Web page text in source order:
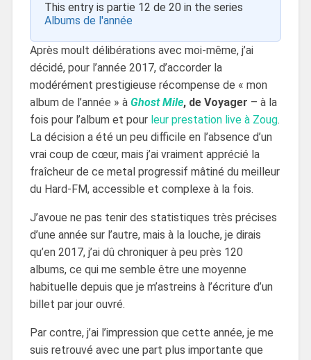
This entry is partie 12 de 20 in the series
Albums de l'année
Après moult délibérations avec moi-même, j’ai
décidé, pour l’année 2017, d’accorder la
modérément prestigieuse récompense de « mon
album de l’année » à Ghost Mile, de Voyager – à la
fois pour l’album et pour leur prestation live à Zoug.
La décision a été un peu difficile en l’absence d’un
vrai coup de cœur, mais j’ai vraiment apprécié la
fraîcheur de ce metal progressif mâtiné du meilleur
du Hard-FM, accessible et complexe à la fois.
J’avoue ne pas tenir des statistiques très précises
d’une année sur l’autre, mais à la louche, je dirais
qu’en 2017, j’ai dû chroniquer à peu près 120
albums, ce qui me semble être une moyenne
habituelle depuis que je m’astreins à l’écriture d’un
billet par jour ouvré.
Par contre, j’ai l’impression que cette année, je me
suis retrouvé avec une part plus importante que